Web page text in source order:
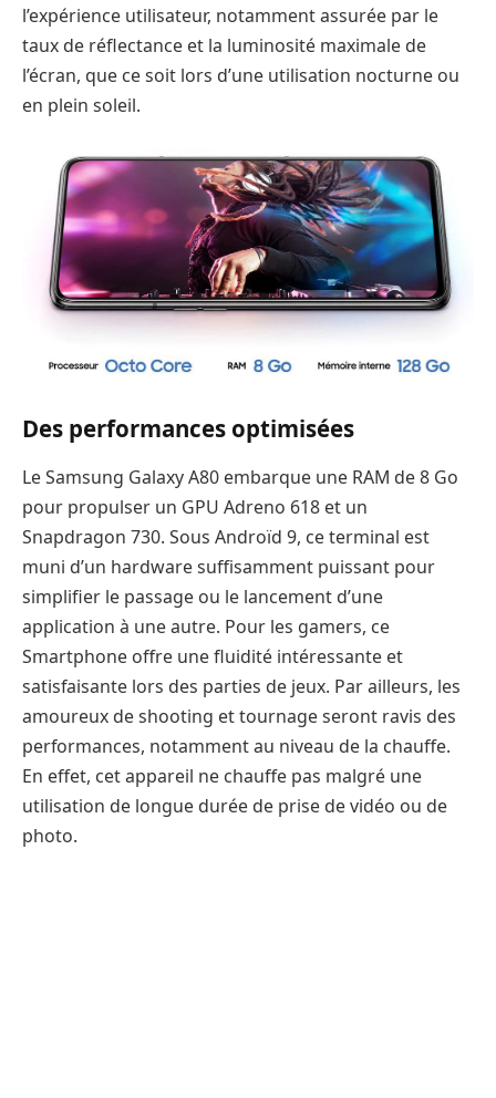
l’expérience utilisateur, notamment assurée par le
taux de réflectance et la luminosité maximale de
l’écran, que ce soit lors d’une utilisation nocturne ou
en plein soleil.
Des performances optimisées
Le Samsung Galaxy A80 embarque une RAM de 8 Go
pour propulser un GPU Adreno 618 et un
Snapdragon 730. Sous Androïd 9, ce terminal est
muni d’un hardware suffisamment puissant pour
simplifier le passage ou le lancement d’une
application à une autre. Pour les gamers, ce
Smartphone offre une fluidité intéressante et
satisfaisante lors des parties de jeux. Par ailleurs, les
amoureux de shooting et tournage seront ravis des
performances, notamment au niveau de la chauffe.
En effet, cet appareil ne chauffe pas malgré une
utilisation de longue durée de prise de vidéo ou de
photo.